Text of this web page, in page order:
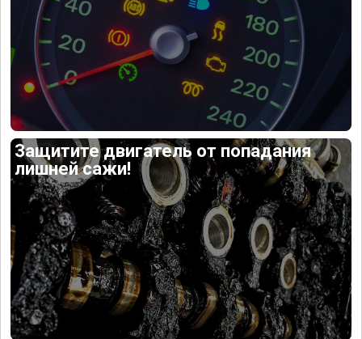
Защитите двигатель от попадания
лишней сажи!